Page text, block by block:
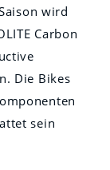
wird
Carbon
Die Bikes
sein